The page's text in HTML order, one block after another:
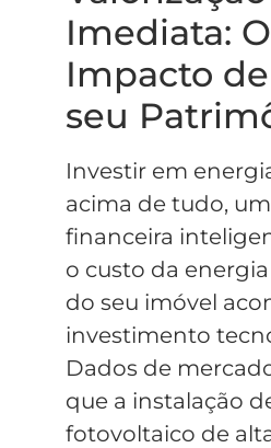
Imediata: O
Impacto
seu
Investir em
acima de tudo,
financeira
o custo da
do seu imóvel
investimento
Dados de
que a instalação
fotovoltaico de